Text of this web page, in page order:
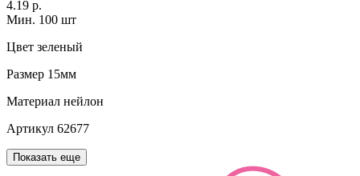
4.19 р.
Мин. 100 шт
Цвет зеленый
Размер 15мм
Материал нейлон
Артикул 62677
Показать еще